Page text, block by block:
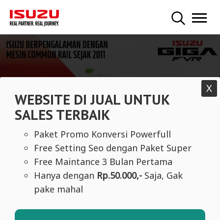
WEBSITE DI JUAL UNTUK
SALES TERBAIK
Paket Promo Konversi Powerfull
Free Setting Seo dengan Paket Super
Free Maintance 3 Bulan Pertama
Hanya dengan Rp.50.000,-Saja, Gak
pake mahal
X
Tangguh hadapi tantangan masa depan. Dengan